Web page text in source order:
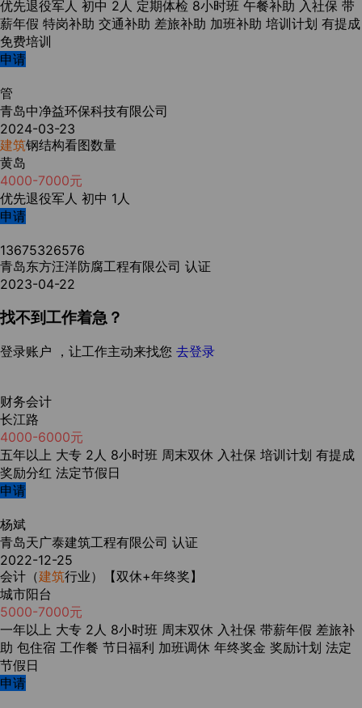
优先退役军人 初中 2人 定期体检 8小时班 午餐补助 入社保 带
薪年假 特岗补助 交通补助 差旅补助 加班补助 培训计划 有提成
免费培训
申请
管
青岛中净益环保科技有限公司
2024-03-23
建筑钢结构看图数量
黄岛
4000-7000元
优先退役军人 初中 1人
申请
13675326576
青岛东方汪洋防腐工程有限公司 认证
2023-04-22
找不到工作着急？
登录账户 ，让工作主动来找您 去登录
财务会计
长江路
4000-6000元
五年以上 大专 2人 8小时班 周末双休 入社保 培训计划 有提成
奖励分红 法定节假日
申请
杨斌
青岛天广泰建筑工程有限公司 认证
2022-12-25
会计（建筑行业）【双休+年终奖】
城市阳台
5000-7000元
一年以上 大专 2人 8小时班 周末双休 入社保 带薪年假 差旅补
助 包住宿 工作餐 节日福利 加班调休 年终奖金 奖励计划 法定
节假日
申请